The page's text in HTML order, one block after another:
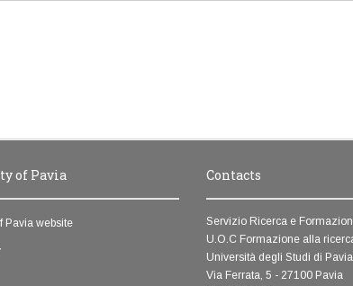
of Pavia
Pavia website
Contacts
Servizio Ricerca e
U.O.C Formazione alla
Università degli Studi di Pavia
Via Ferrata, 5 - 27100 Pavia